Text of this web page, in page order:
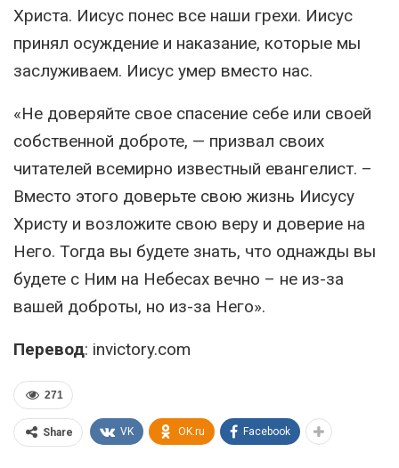
Христа. Иисус понес все наши грехи. Иисус
принял осуждение и наказание, которые мы
заслуживаем. Иисус умер вместо нас.
«Не доверяйте свое спасение себе или своей
собственной доброте, — призвал своих
читателей всемирно известный евангелист. –
Вместо этого доверьте свою жизнь Иисусу
Христу и возложите свою веру и доверие на
Него. Тогда вы будете знать, что однажды вы
будете с Ним на Небесах вечно – не из-за
вашей доброты, но из-за Него».
Перевод: invictory.com
271
Share VK OK.ru Facebook